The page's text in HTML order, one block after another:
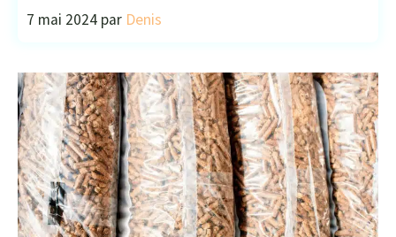
7 mai 2024 par Denis